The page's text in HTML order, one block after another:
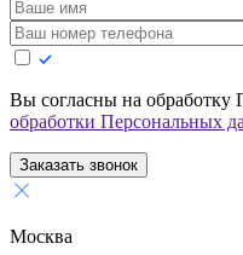
Вы согласны на обработку
обработки Персональных
Заказать звонок
Москва